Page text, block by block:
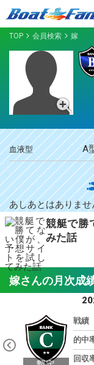
TOP 会員検索 嫁
血液型 A
あしあとはありませ
競艇で勝
みた話
嫁さんの月次成
viou
s
戦績
的中
回収